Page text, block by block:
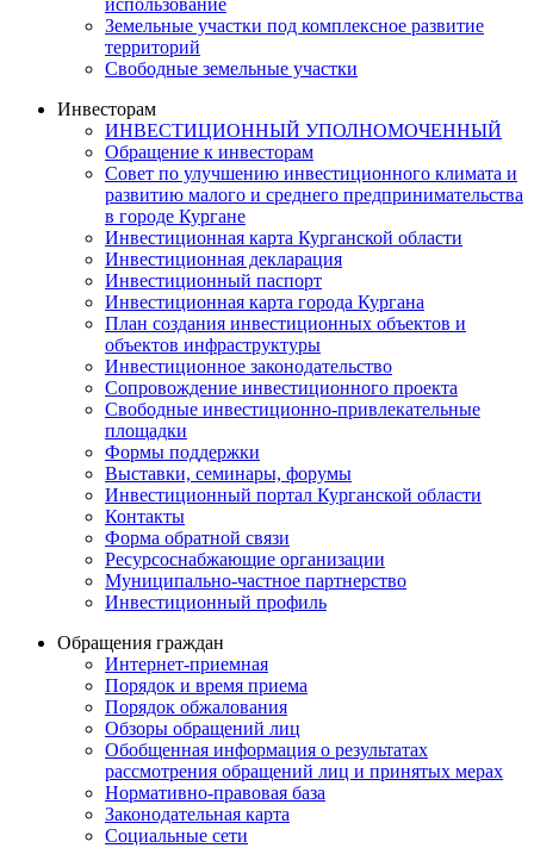
использование
Земельные участки под комплексное развитие
территорий
Свободные земельные участки
Инвесторам
ИНВЕСТИЦИОННЫЙ УПОЛНОМОЧЕННЫЙ
Обращение к инвесторам
Совет по улучшению инвестиционного климата и
развитию малого и среднего предпринимательства
в городе Кургане
Инвестиционная карта Курганской области
Инвестиционная декларация
Инвестиционный паспорт
Инвестиционная карта города Кургана
План создания инвестиционных объектов и
объектов инфраструктуры
Инвестиционное законодательство
Сопровождение инвестиционного проекта
Свободные инвестиционно-привлекательные
площадки
Формы поддержки
Выставки, семинары, форумы
Инвестиционный портал Курганской области
Контакты
Форма обратной связи
Ресурсоснабжающие организации
Муниципально-частное партнерство
Инвестиционный профиль
Обращения граждан
Интернет-приемная
Порядок и время приема
Порядок обжалования
Обзоры обращений лиц
Обобщенная информация о результатах
рассмотрения обращений лиц и принятых мерах
Нормативно-правовая база
Законодательная карта
Социальные сети